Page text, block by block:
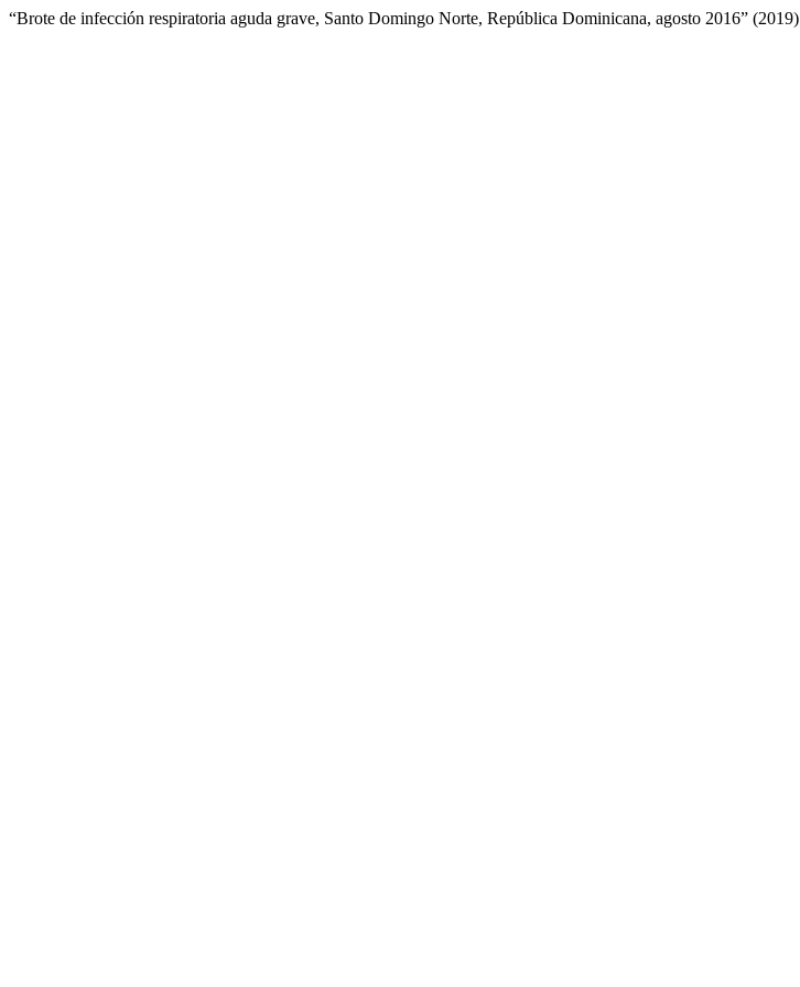
“Brote de infección respiratoria aguda grave, Santo Domingo Norte, República Dominicana, agosto 2016” (2019)